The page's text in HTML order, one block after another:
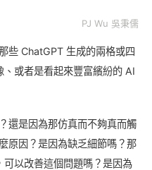
PJ Wu 吳秉儒
些 ChatGPT 生成的兩格或四
或者是看起來豐富繽紛的 AI
還是因為那仿真而不夠真而觸
原因？是因為缺乏細節嗎？那
以改善這個問題嗎？是因為